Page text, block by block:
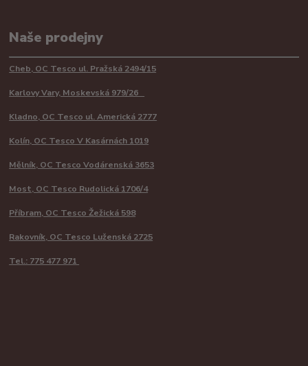
Naše prodejny
Cheb, OC Tesco ul. Pražská 2494/15
Karlovy Vary, Moskevská 979/26
Kladno, OC Tesco ul. Americká 2777
Kolín, OC Tesco V Kasárnách 1019
Mělník, OC Tesco Vodárenská 3653
Most, OC Tesco Rudolická 1706/4
Příbram, OC Tesco Žežická 598
Rakovník, OC Tesco Luženská 2725
Tel.: 775 477 971